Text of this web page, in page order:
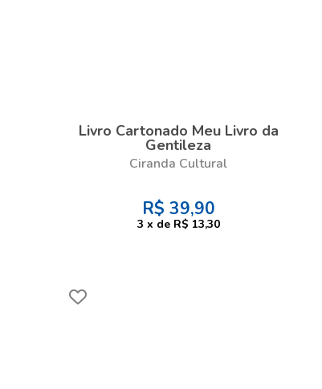
Livro Cartonado Meu Livro da
Gentileza
Ciranda Cultural
R$ 39,90
3 x de R$ 13,30